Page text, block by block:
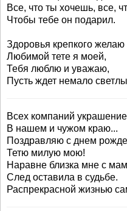
Все, что ты хочешь, все,
Чтобы тебе он подарил.
Здоровья крепкого желаю
Любимой тете я моей,
Тебя люблю и уважаю,
Пусть ждет немало
Всех компаний украшение
В нашем и чужом краю...
Поздравляю с днем
Тетю милую мою!
Наравне близка мне с
След оставила в судьбе.
Распрекрасной жизнью